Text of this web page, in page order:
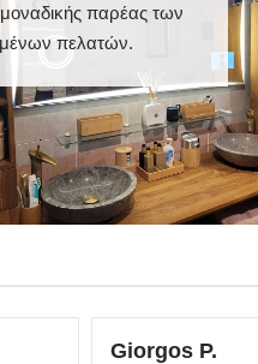
μοναδικής παρέας των
πελατών.
Giorgos P.